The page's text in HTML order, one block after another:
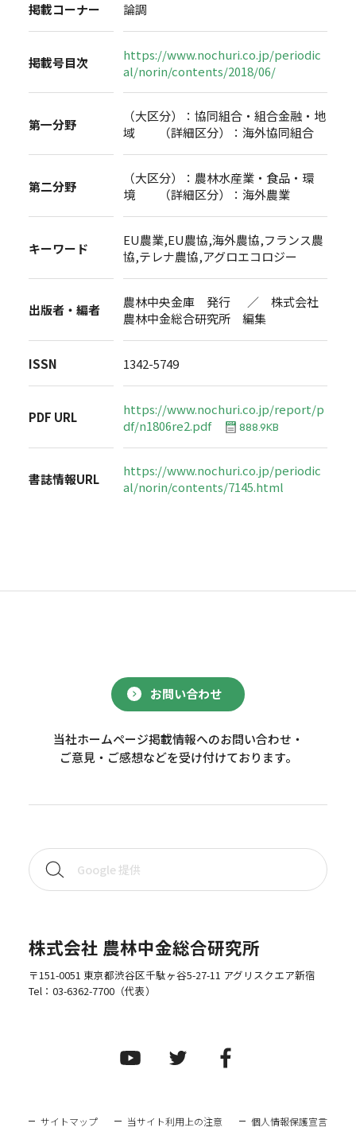
掲載コーナー 論調
掲載号目次
https://www.nochuri.co.jp/periodic
al/norin/contents/2018/06/
第一分野
（大区分）：協同組合・組合金融・地
域 （詳細区分）：海外協同組合
第二分野
（大区分）：農林水産業・食品・環
境 （詳細区分）：海外農業
キーワード
EU農業,EU農協,海外農協,フランス農
協,テレナ農協,アグロエコロジー
出版者・編者
農林中央金庫 発行 ／ 株式会社
農林中金総合研究所 編集
ISSN 1342-5749
PDF URL
https://www.nochuri.co.jp/report/p
df/n1806re2.pdf
888.9KB
書誌情報URL
https://www.nochuri.co.jp/periodic
al/norin/contents/7145.html
お問い合わせ
当社ホームページ掲載情報へのお問い合わせ・
ご意見・ご感想などを受け付けております。
株式会社 農林中金総合研究所
〒151-0051 東京都渋谷区千駄ヶ谷5-27-11 アグリスクエア新宿
Tel： 03-6362-7700（代表）
サイトマップ 当サイト利用上の注意 個人情報保護宣言